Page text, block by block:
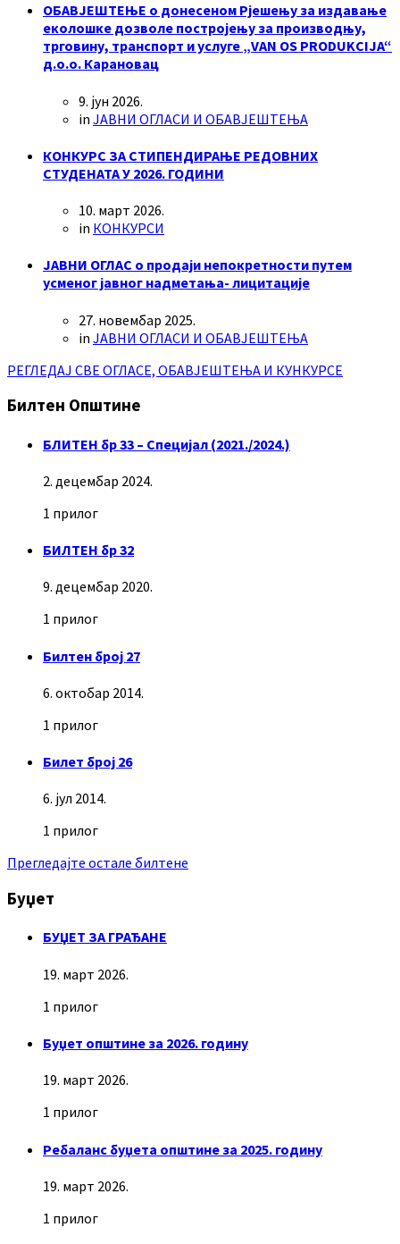
ОБАВЈЕШТЕЊЕ о донесеном Рјешењу за издавање
еколошке дозволе постројењу за производњу,
трговину, транспорт и услуге „VAN OS PRODUKCIJA“
д.о.о. Карановац
9. јун 2026.
in ЈАВНИ ОГЛАСИ И ОБАВЈЕШТЕЊА
КОНКУРС ЗА СТИПЕНДИРАЊЕ РЕДОВНИХ
СТУДЕНАТА У 2026. ГОДИНИ
10. март 2026.
in КОНКУРСИ
ЈАВНИ ОГЛАС о продаји непокретности путем
усменог јавног надметања- лицитације
27. новембар 2025.
in ЈАВНИ ОГЛАСИ И ОБАВЈЕШТЕЊА
РЕГЛЕДАЈ СВЕ ОГЛАСЕ, ОБАВЈЕШТЕЊА И КУНКУРСЕ
Билтен Општине
БЛИТЕН бр 33 – Специјал (2021./2024.)
2. децембар 2024.
1 прилог
БИЛТЕН бр 32
9. децембар 2020.
1 прилог
Билтен број 27
6. октобар 2014.
1 прилог
Билет број 26
6. јул 2014.
1 прилог
Прегледајте остале билтене
Буџет
БУЏЕТ ЗА ГРАЂАНЕ
19. март 2026.
1 прилог
Буџет општине за 2026. годину
19. март 2026.
1 прилог
Ребаланс буџета општине за 2025. годину
19. март 2026.
1 прилог